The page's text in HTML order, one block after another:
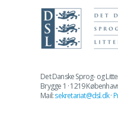
Det Danske Sprog- og
Brygge 1 · 1219
Mail:sekretariat@dsl.dk·